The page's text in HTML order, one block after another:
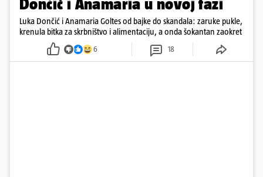
Dončić i Anamaria u novoj fazi
Luka Dončić i Anamaria Goltes od bajke do skandala: zaruke pukle,
krenula bitka za skrbništvo i alimentaciju, a onda šokantan zaokret
6 18